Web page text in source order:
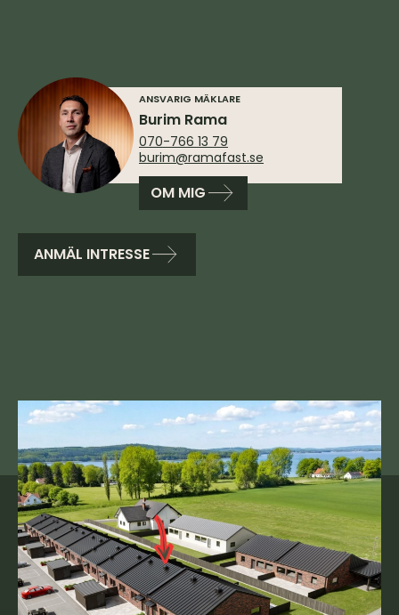
ANSVARIG MÄKLARE
Burim Rama
070-766 13 79
burim@ramafast.se
OM MIG
ANMÄL INTRESSE